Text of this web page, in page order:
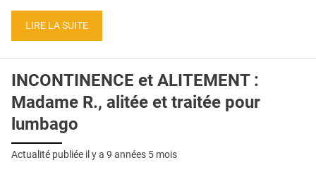
CONDITIONS GÉNÉRALES
CRÉDITS
LIRE LA SUITE
INCONTINENCE et ALITEMENT :
Madame R., alitée et traitée pour
lumbago
Actualité publiée il y a 9 années 5 mois